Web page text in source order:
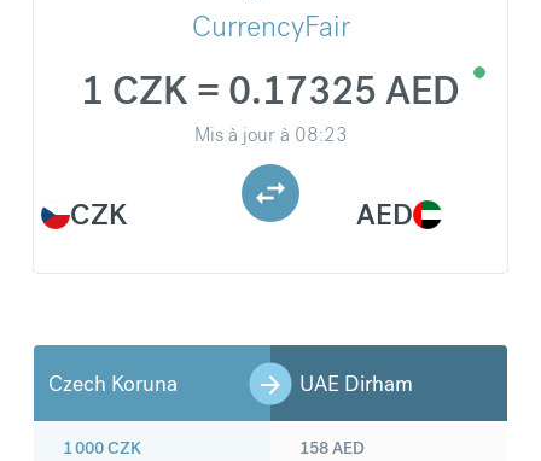
CurrencyFair
CZK
1 CZK = 0.17325 AED
Mis à jour à 08:23
AED
Czech Koruna UAE Dirham
1 000CZK 158AED